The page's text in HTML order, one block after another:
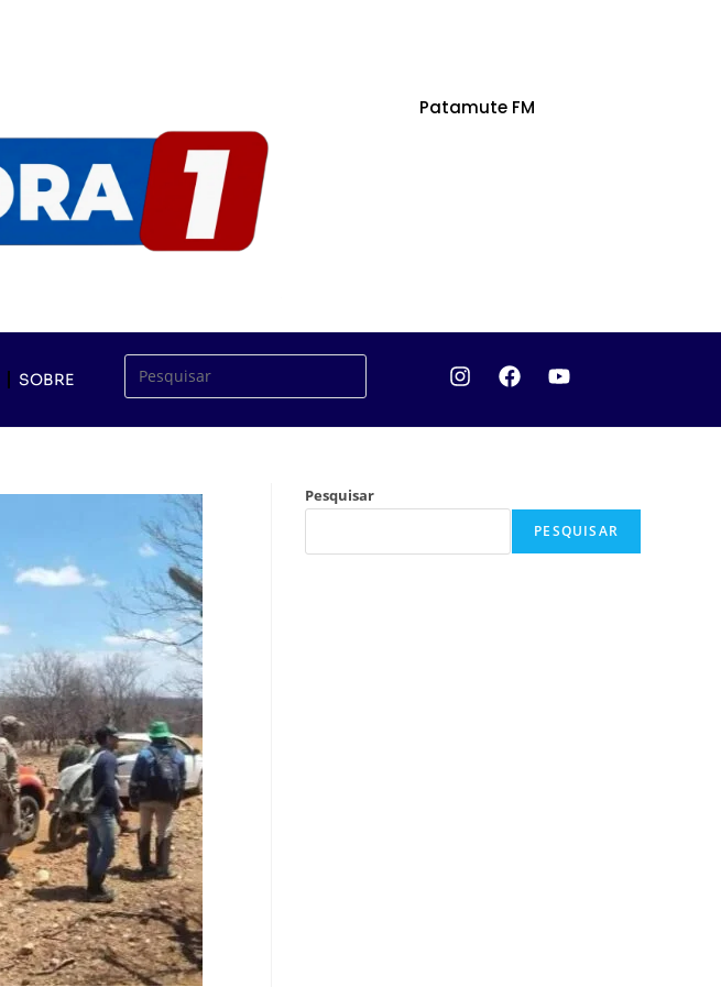
Patamute FM
SOBRE
Pesquisar
PESQUISAR